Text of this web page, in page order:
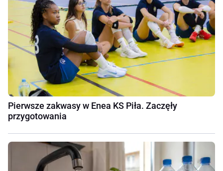
Pierwsze zakwasy w Enea KS Piła. Zaczęły
przygotowania